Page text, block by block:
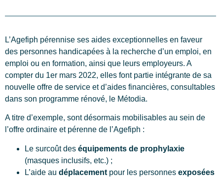
L’Agefiph pérennise ses aides exceptionnelles en faveur
des personnes handicapées à la recherche d’un emploi, en
emploi ou en formation, ainsi que leurs employeurs. A
compter du 1er mars 2022, elles font partie intégrante de sa
nouvelle offre de service et d’aides financières, consultables
dans son programme rénové, le Métodia.
A titre d’exemple, sont désormais mobilisables au sein de
l’offre ordinaire et pérenne de l’Agefiph :
Le surcoût des équipements de prophylaxie
(masques inclusifs, etc.) ;
L’aide au déplacement pour les personnes exposées